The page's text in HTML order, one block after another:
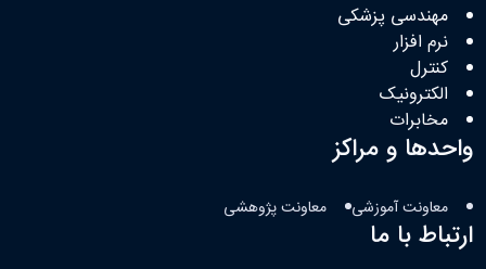
مهندسی پزشکی
نرم افزار
کنترل
الکترونیک
مخابرات
واحدها و مراکز
معاونت آموزشی معاونت پژوهشی
ارتباط با ما